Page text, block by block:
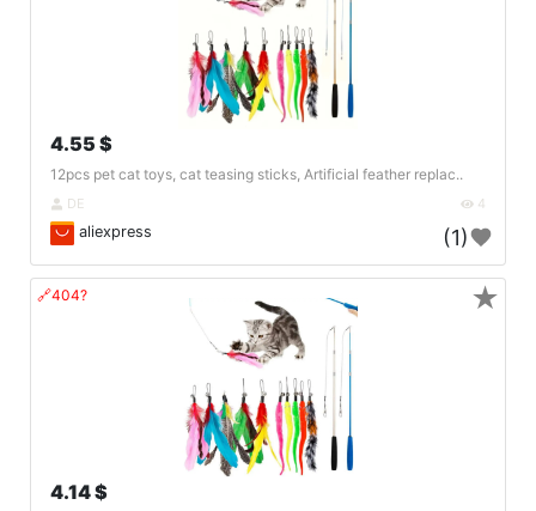
4.55 $
12pcs pet cat toys, cat teasing sticks, Artificial feather replac..
DE 4
aliexpress (1)
🔗404?
4.14 $
★